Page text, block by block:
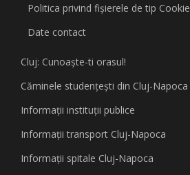
Politica privind fişierele de tip Cookie
Date contact
Cluj: Cunoaşte-ti orasul!
Căminele studenţeşti din Cluj-Napoca
Informaţii instituţii publice
Informaţii transport Cluj-Napoca
Informaţii spitale Cluj-Napoca